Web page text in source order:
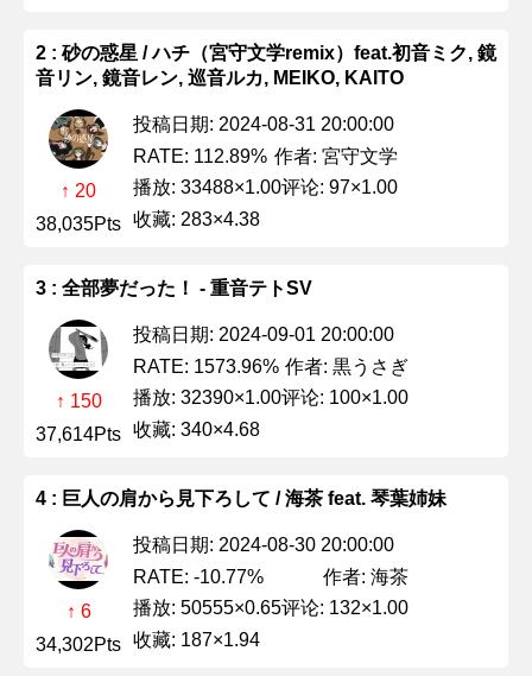
2 : 砂の惑星 / ハチ（宮守文学remix）feat.初音ミク, 鏡
音リン, 鏡音レン, 巡音ルカ, MEIKO, KAITO
↑ 20
38,035Pts
投稿日期: 2024-08-31 20:00:00
RATE: 112.89% 作者: 宮守文学
播放: 33488×1.00评论: 97×1.00
收藏: 283×4.38
3 : 全部夢だった！ - 重音テトSV
↑ 150
37,614Pts
投稿日期: 2024-09-01 20:00:00
RATE: 1573.96% 作者: 黒うさぎ
播放: 32390×1.00评论: 100×1.00
收藏: 340×4.68
4 : 巨人の肩から見下ろして / 海茶 feat. 琴葉姉妹
↑ 6
34,302Pts
投稿日期: 2024-08-30 20:00:00
RATE: -10.77%
作者: 海茶
播放: 50555×0.65评论: 132×1.00
收藏: 187×1.94